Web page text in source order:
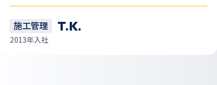
施工管理 T.K.
2013年入社